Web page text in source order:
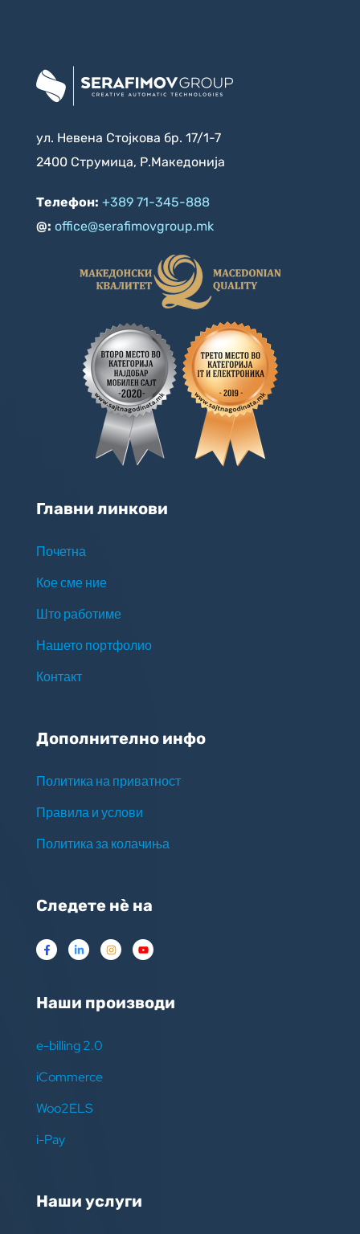
ул. Невена Стојкова бр. 17/1-7
2400 Струмица, Р.Македонија
Телефон: +389 71-345-888
@: office@serafimovgroup.mk
Главни линкови
Почетна
Кое сме ние
Што работиме
Нашето портфолио
Контакт
Дополнително инфо
Политика на приватност
Правила и услови
Политика за колачиња
Следете нѐ на
Наши производи
e-billing 2.0
iCommerce
Woo2ELS
i-Pay
Наши услуги